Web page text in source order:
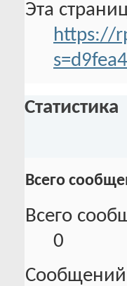
Эта
https://
Статистика
Всего
Всего
0